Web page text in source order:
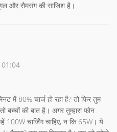
और सैमसंग की साजिश है।
01:04
में 80% चार्ज हो रहा है? तो फिर तुम
बच्चों की बात है। अगर तुम्हारा फोन
चार्जिंग चाहिए, न कि 65W। ये